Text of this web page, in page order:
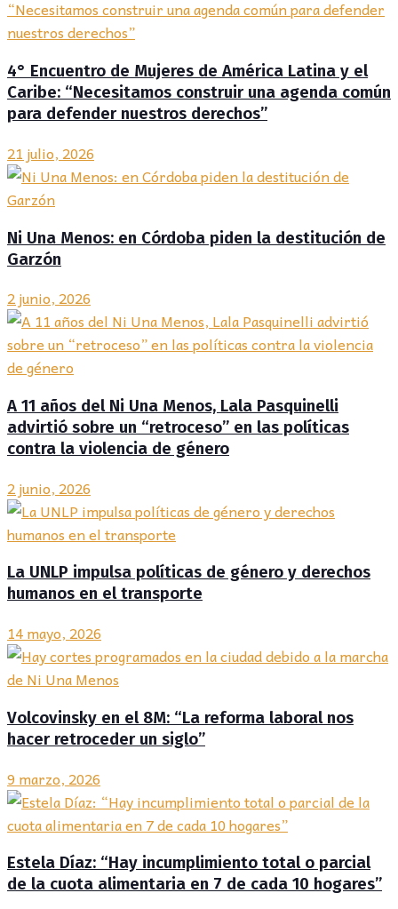
4° Encuentro de Mujeres de América Latina y el
Caribe: “Necesitamos construir una agenda común
para defender nuestros derechos”
21 julio, 2026
Ni Una Menos: en Córdoba piden la destitución de
Garzón
2 junio, 2026
A 11 años del Ni Una Menos, Lala Pasquinelli
advirtió sobre un “retroceso” en las políticas
contra la violencia de género
2 junio, 2026
La UNLP impulsa políticas de género y derechos
humanos en el transporte
14 mayo, 2026
Volcovinsky en el 8M: “La reforma laboral nos
hacer retroceder un siglo”
9 marzo, 2026
Estela Díaz: “Hay incumplimiento total o parcial
de la cuota alimentaria en 7 de cada 10 hogares”